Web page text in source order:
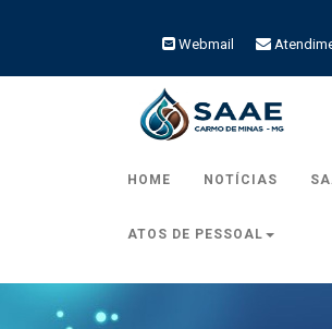
Webmail
HOME NOTÍCIAS
ATOS DE PESSOAL